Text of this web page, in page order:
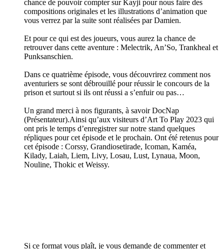
chance de pouvoir compter sur Kayji pour nous faire des
compositions originales et les illustrations d’animation que
vous verrez par la suite sont réalisées par Damien.
Et pour ce qui est des joueurs, vous aurez la chance de
retrouver dans cette aventure : Melectrik, An’So, Trankheal et
Punksanschien.
Dans ce quatrième épisode, vous découvrirez comment nos
aventuriers se sont débrouillé pour réussir le concours de la
prison et surtout si ils ont réussi a s’enfuir ou pas…
Un grand merci à nos figurants, à savoir DocNap
(Présentateur).Ainsi qu’aux visiteurs d’Art To Play 2023 qui
ont pris le temps d’enregistrer sur notre stand quelques
répliques pour cet épisode et le prochain. Ont été retenus pour
cet épisode : Corssy, Grandiosetirade, Icoman, Kaméa,
Kilady, Laiah, Liem, Livy, Losau, Lust, Lynaua, Moon,
Nouline, Thokic et Weissy.
Si ce format vous plaît, je vous demande de commenter et